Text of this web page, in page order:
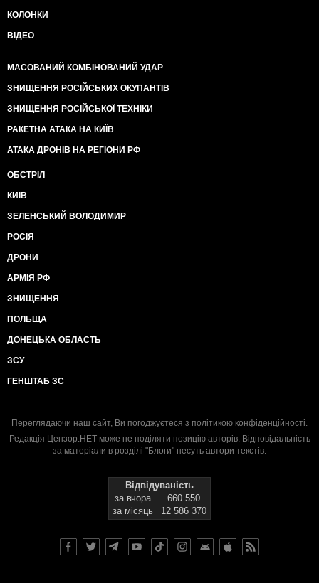
КОЛОНКИ
ВІДЕО
МАСОВАНИЙ КОМБІНОВАНИЙ УДАР
ЗНИЩЕННЯ РОСІЙСЬКИХ ОКУПАНТІВ
ЗНИЩЕННЯ РОСІЙСЬКОЇ ТЕХНІКИ
РАКЕТНА АТАКА НА КИЇВ
АТАКА ДРОНІВ НА РЕГІОНИ РФ
ОБСТРІЛ
КИЇВ
ЗЕЛЕНСЬКИЙ ВОЛОДИМИР
РОСІЯ
ДРОНИ
АРМІЯ РФ
ЗНИЩЕННЯ
ПОЛЬЩА
ДОНЕЦЬКА ОБЛАСТЬ
ЗСУ
ГЕНШТАБ ЗС
Переглядаючи наш сайт, Ви погоджуєтеся з політикою конфіденційності.
Редакція Цензор.НЕТ може не поділяти позицію авторів. Відповідальність
за матеріали в розділі "Блоги" несуть автори текстів.
Відвідуваність
за вчора
660 550
за місяць
12 586 370